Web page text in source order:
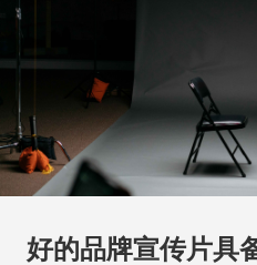
好的品牌宣传片具